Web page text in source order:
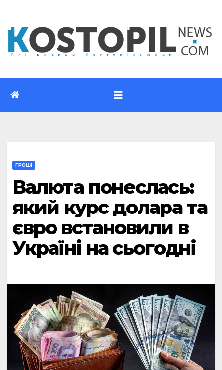
вмісту
ГРОШІ
Валюта понеслась:
який курс долара та
євро встановили в
Україні на сьогодні